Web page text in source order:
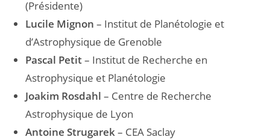
(Présidente)
Lucile Mignon – Institut de Planétologie et
d’Astrophysique de Grenoble
Pascal Petit– Institut de Recherche en
Astrophysique et Planétologie
Joakim Rosdahl – Centre de Recherche
Astrophysique de Lyon
Antoine Strugarek– CEA Saclay